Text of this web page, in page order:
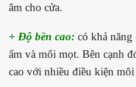
âm cho cửa.
+ Độ bền cao: có khả
ẩm và mối mọt. Bên cạnh
cao với nhiều điều kiện